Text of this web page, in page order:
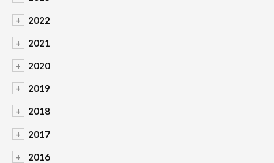
+ 2022
+ 2021
+ 2020
+ 2019
+ 2018
+ 2017
+ 2016